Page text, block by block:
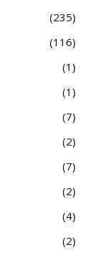
235
116
1
1
7
2
7
2
4
2